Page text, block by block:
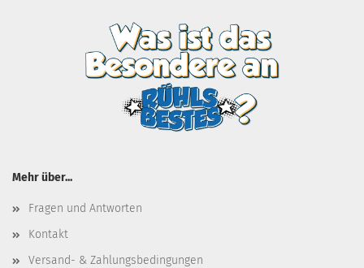
Mehr über...
Fragen und Antworten
Kontakt
Versand- & Zahlungsbedingungen